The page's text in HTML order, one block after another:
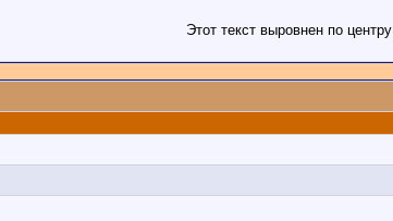
Этот текст выровнен по центру